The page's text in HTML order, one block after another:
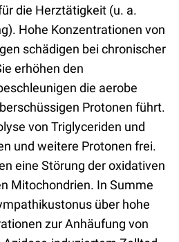
die Herztätigkeit (u. a.
Hohe Konzentrationen von
schädigen bei chronischer
erhöhen den
die aerobe
Protonen führt.
von Triglyceriden und
und weitere Protonen frei.
eine Störung der oxidativen
Mitochondrien. In Summe
über hohe
zur Anhäufung von